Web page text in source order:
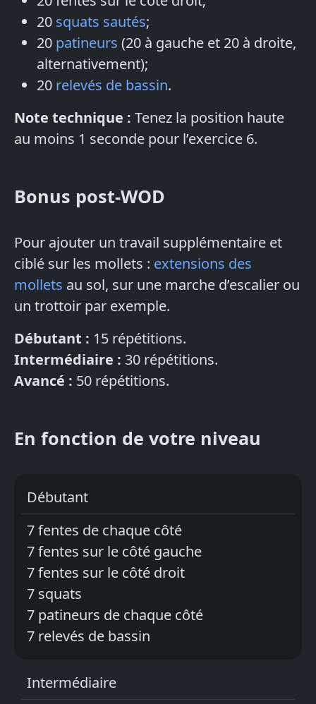
20 squats sautés;
20 patineurs (20 à gauche et 20 à droite,
alternativement);
20 relevés de bassin.
Note technique : Tenez la position haute
au moins 1 seconde pour l’exercice 6.
Bonus post-WOD
Pour ajouter un travail supplémentaire et
ciblé sur les mollets : extensions des
mollets au sol, sur une marche d’escalier ou
un trottoir par exemple.
Débutant : 15 répétitions.
Intermédiaire : 30 répétitions.
Avancé : 50 répétitions.
En fonction de votre niveau
Débutant
7 fentes de chaque côté
7 fentes sur le côté gauche
7 fentes sur le côté droit
7 squats
7 patineurs de chaque côté
7 relevés de bassin
Intermédiaire